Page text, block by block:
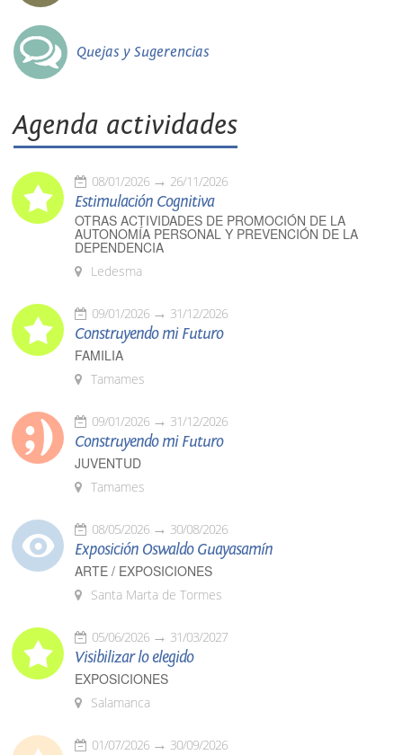
Quejas y Sugerencias
Agenda actividades
08/01/2026 26/11/2026
Estimulación Cognitiva
OTRAS ACTIVIDADES DE PROMOCIÓN DE LA
AUTONOMÍA PERSONAL Y PREVENCIÓN DE LA
DEPENDENCIA
Ledesma
09/01/2026 31/12/2026
Construyendo mi Futuro
FAMILIA
Tamames
09/01/2026 31/12/2026
Construyendo mi Futuro
JUVENTUD
Tamames
08/05/2026 30/08/2026
Exposición Oswaldo Guayasamín
ARTE / EXPOSICIONES
Santa Marta de Tormes
05/06/2026 31/03/2027
Visibilizar lo elegido
EXPOSICIONES
Salamanca
01/07/2026 30/09/2026